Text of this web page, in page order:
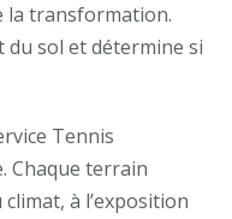
la transformation.
du sol et détermine si
Tennis
Chaque terrain
à l’exposition